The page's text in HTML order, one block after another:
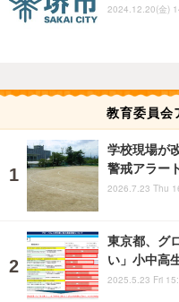
2024.12.20(金)
教育委員会
学校現場が
警戒アラー
2026.7.23 Thu
東京都、グ
い」小中高
2025.5.23 Fri